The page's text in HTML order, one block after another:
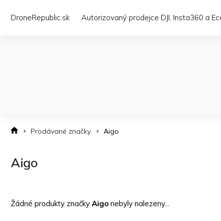
DroneRepublic.sk Autorizovaný prodejce DJI, Insta360 a
Prodávané značky Aigo
Aigo
Žádné produkty značky Aigo nebyly nalezeny...